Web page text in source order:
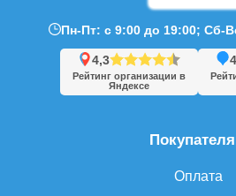
Оплата
Пн-Пт: с 9:00 до 19:00; Сб-
4,3
Рейтинг организации в
Яндексе